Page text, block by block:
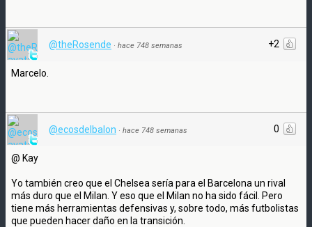
+2
@theRosende · hace 748 semanas
Marcelo.
0
@ecosdelbalon · hace 748 semanas
@ Kay
Yo también creo que el Chelsea sería para el Barcelona un rival
más duro que el Milan. Y eso que el Milan no ha sido fácil. Pero
tiene más herramientas defensivas y, sobre todo, más futbolistas
que pueden hacer daño en la transición.